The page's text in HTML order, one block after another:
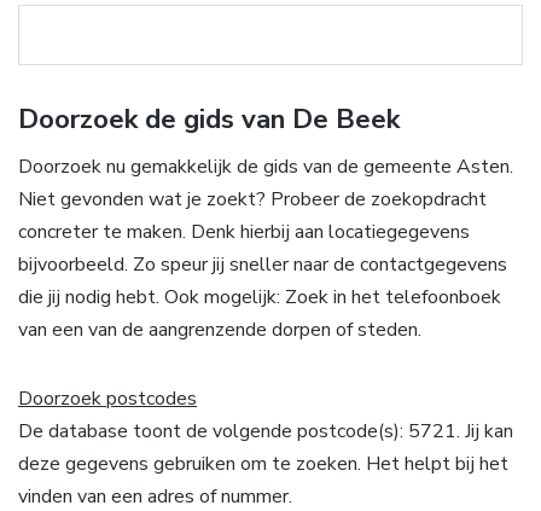
Doorzoek de gids van De Beek
Doorzoek nu gemakkelijk de gids van de gemeente Asten.
Niet gevonden wat je zoekt? Probeer de zoekopdracht
concreter te maken. Denk hierbij aan locatiegegevens
bijvoorbeeld. Zo speur jij sneller naar de contactgegevens
die jij nodig hebt. Ook mogelijk: Zoek in het telefoonboek
van een van de aangrenzende dorpen of steden.
Doorzoek postcodes
De database toont de volgende postcode(s): 5721. Jij kan
deze gegevens gebruiken om te zoeken. Het helpt bij het
vinden van een adres of nummer.